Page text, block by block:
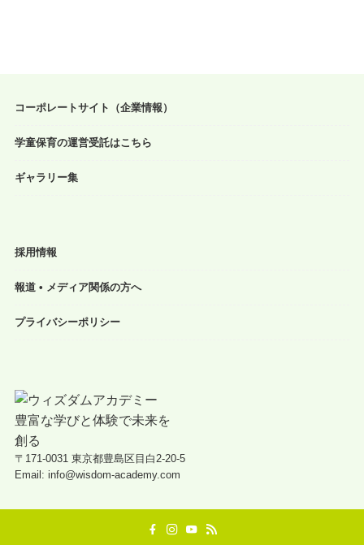
コーポレートサイト（企業情報）
学童保育の運営受託はこちら
ギャラリー集
採用情報
報道 • メディア関係の方へ
プライバシーポリシー
〒171-0031 東京都豊島区目白2-20-5
Email: info@wisdom-academy.com